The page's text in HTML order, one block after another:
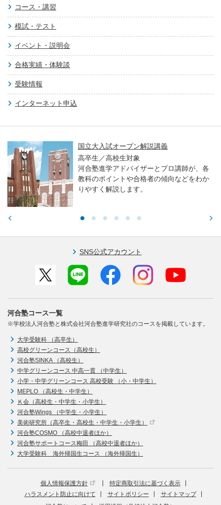
コース・講習
模試・テスト
イベント・説明会
合格実績・体験談
受験情報
インターネット申込
国立大入試オープン解説講義
高卒生／高校生対象
河合塾進学アドバイザーとプロ講師が、各
教科のポイントや合格者の傾向などをわか
りやすく解説します。
SNS公式アカウント
河合塾コース一覧
※学校法人河合塾と株式会社河合塾進学研究社のコースを掲載しています。
大学受験科 （高卒生）
高校グリーンコース（高校生）
河合塾SINKA （高校生）
中学グリーンコース 中高一貫 （中学生）
小学・中学グリーンコース 高校受験 （小・中学生）
MEPLO （高校生・中学生）
Ｋ会（高校生・中学生・小学生）
河合塾Wings （中学生・小学生）
美術研究所（高卒生・高校生・中学生・小学生）
河合塾COSMO （高校中退者ほか）
河合塾サポートコース梅田 （高校中退者ほか）
大学受験科 海外帰国生コース （海外帰国生）
個人情報保護方針
特定商取引法に基づく表示
ハラスメント防止に向けて
サイトポリシー
サイトマップ